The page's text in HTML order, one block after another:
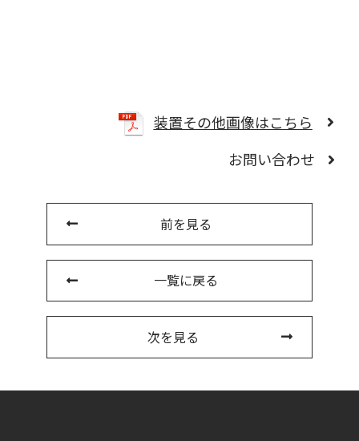
装置その他画像はこちら
お問い合わせ
前を見る
一覧に戻る
次を見る